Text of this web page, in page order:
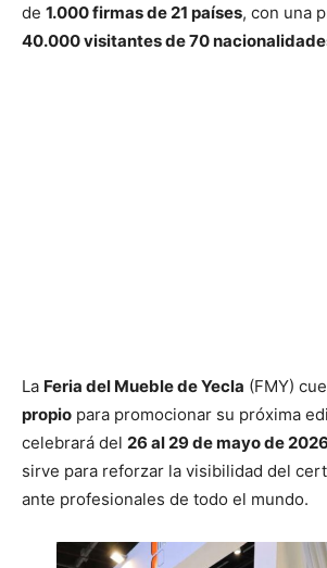
de 1.000 firmas de 21 países, con una
40.000 visitantes de 70
La Feria del Mueble de Yecla (FMY)
propio para promocionar su próxima
celebrará del 26 al 29 de mayo de 2026
sirve para reforzar la visibilidad del
ante profesionales de todo el mundo.